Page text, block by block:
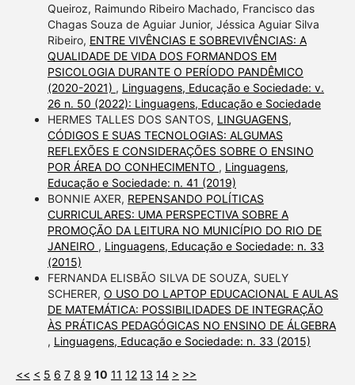
Queiroz, Raimundo Ribeiro Machado, Francisco das
Chagas Souza de Aguiar Junior, Jéssica Aguiar Silva
Ribeiro, ENTRE VIVÊNCIAS E SOBREVIVÊNCIAS: A
QUALIDADE DE VIDA DOS FORMANDOS EM
PSICOLOGIA DURANTE O PERÍODO PANDÊMICO
(2020-2021) , Linguagens, Educação e Sociedade: v.
26 n. 50 (2022): Linguagens, Educação e Sociedade
HERMES TALLES DOS SANTOS, LINGUAGENS,
CÓDIGOS E SUAS TECNOLOGIAS: ALGUMAS
REFLEXÕES E CONSIDERAÇÕES SOBRE O ENSINO
POR ÁREA DO CONHECIMENTO , Linguagens,
Educação e Sociedade: n. 41 (2019)
BONNIE AXER, REPENSANDO POLÍTICAS
CURRICULARES: UMA PERSPECTIVA SOBRE A
PROMOÇÃO DA LEITURA NO MUNICÍPIO DO RIO DE
JANEIRO , Linguagens, Educação e Sociedade: n. 33
(2015)
FERNANDA ELISBÃO SILVA DE SOUZA, SUELY
SCHERER, O USO DO LAPTOP EDUCACIONAL E AULAS
DE MATEMÁTICA: POSSIBILIDADES DE INTEGRAÇÃO
ÀS PRÁTICAS PEDAGÓGICAS NO ENSINO DE ÁLGEBRA
, Linguagens, Educação e Sociedade: n. 33 (2015)
<< < 5 6 7 8 9 10 11 12 13 14 > >>